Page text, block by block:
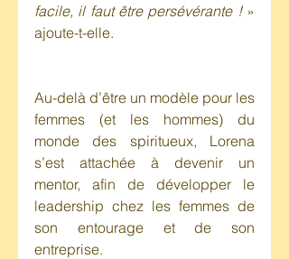
facile, il faut être persévérante ! »
ajoute-t-elle.
Au-delà d’être un modèle pour les
femmes (et les hommes) du
monde des spiritueux, Lorena
s’est attachée à devenir un
mentor, afin de développer le
leadership chez les femmes de
son entourage et de son
entreprise.